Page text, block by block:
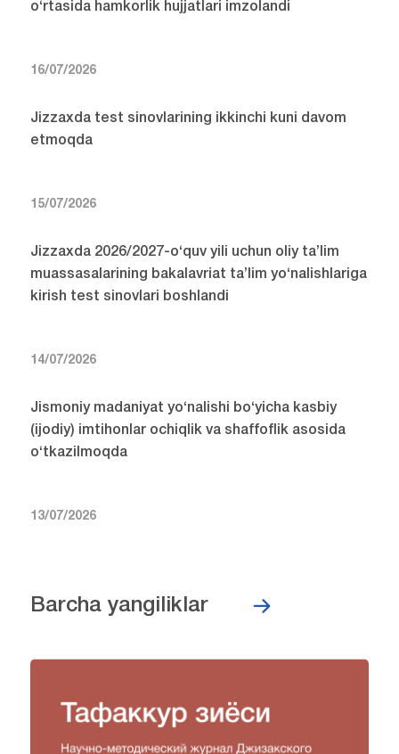
o‘rtasida hamkorlik hujjatlari imzolandi
16/07/2026
Jizzaxda test sinovlarining ikkinchi kuni davom
etmoqda
15/07/2026
Jizzaxda 2026/2027-o‘quv yili uchun oliy ta’lim
muassasalarining bakalavriat ta’lim yo‘nalishlariga
kirish test sinovlari boshlandi
14/07/2026
Jismoniy madaniyat yo‘nalishi bo‘yicha kasbiy
(ijodiy) imtihonlar ochiqlik va shaffoflik asosida
o‘tkazilmoqda
13/07/2026
Barcha yangiliklar